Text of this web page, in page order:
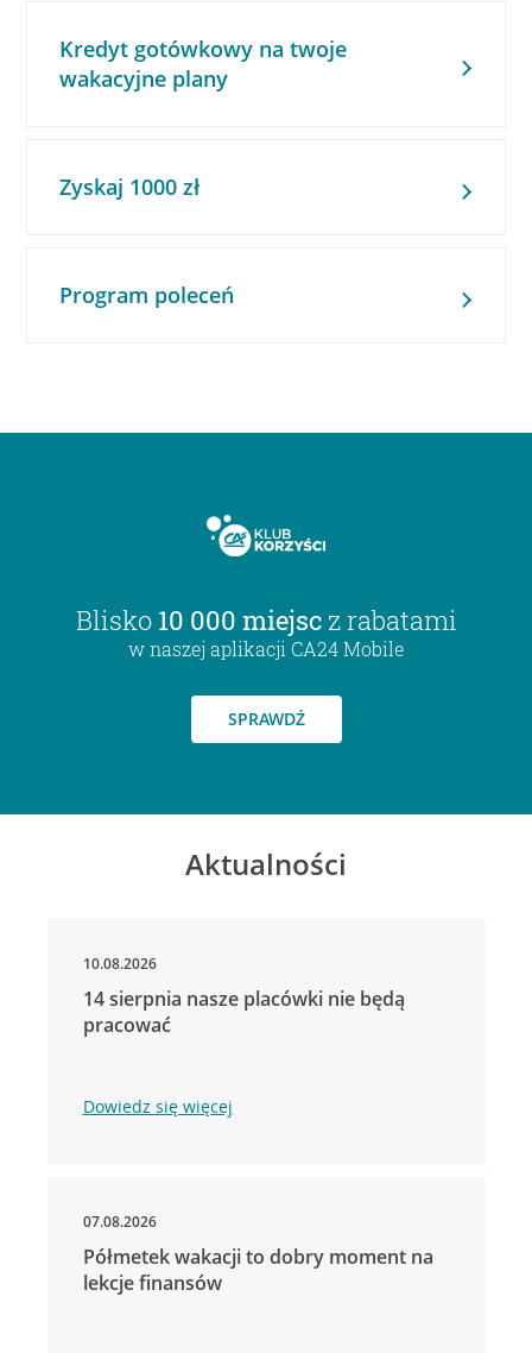
Kredyt gotówkowy na twoje
wakacyjne plany
Zyskaj 1000 zł
Program poleceń
Blisko 10 000 miejsc z rabatami
w naszej aplikacji CA24 Mobile
SPRAWDŹ
Aktualności
10.08.2026
14 sierpnia nasze placówki nie będą
pracować
Dowiedz się więcej
07.08.2026
Półmetek wakacji to dobry moment na
lekcje finansów